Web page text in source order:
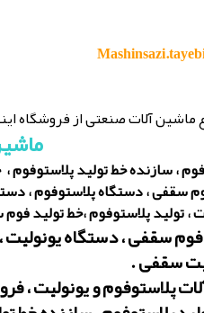
ماشین آلات صنعتی از فروشگاه
، سازنده خط تولید پلاستوفوم ،
، دستگاه پلاستوفوم ،
، تولید پلاستوفوم ،خط تولید
سقفی ، دستگاه یونولیت
سقفی .
پلاستوفوم و یونولیت ،